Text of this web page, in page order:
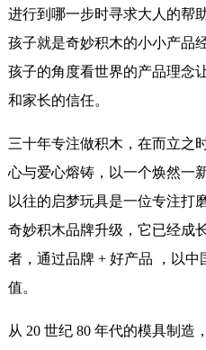
进行到哪一步时寻求大人的帮
孩子就是奇妙积木的小小产品
孩子的角度看世界的产品理念
和家长的信任。
三十年专注做积木，在而立之
心与爱心熔铸，以一个焕然一
以往的启梦玩具是一位专注打
奇妙积木品牌升级，它已经成
者，通过品牌 + 好产品 ，以
值。
从 20 世纪 80 年代的模具制造